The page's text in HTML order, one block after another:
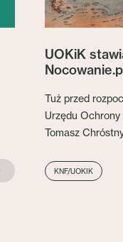
UOKiK
Tuż przed
Urzędu
Tomasz
KNF/UOKIK